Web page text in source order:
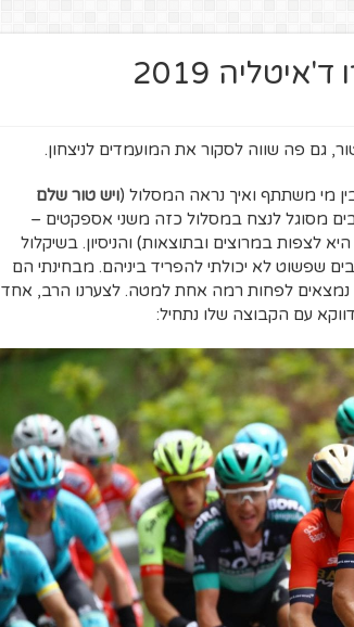
2019
גם פה שווה לסקור את המועמדים לניצחון.
מי משתתף ואיך נראה המסלול (ויש טור שלם
מסוגל לנצח במסלול כזה משני אספקטים –
לצפות במרוצים ובתוצאות) והניסיון. בשיקלול
שפשוט לא יכולתי להפריד ביניהם. מבחינתי הם
נמצאים לפחות רמה אחת למטה. לצערנו הרב, אחד
עם הקבוצה שלו נתחיל: